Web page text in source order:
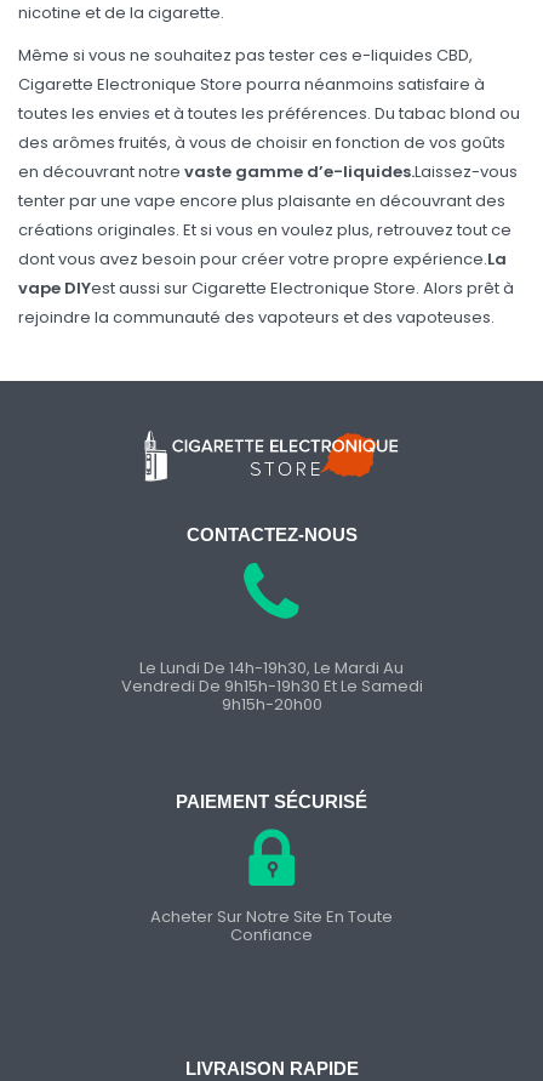
nicotine et de la cigarette.
Même si vous ne souhaitez pas tester ces e-liquides CBD,
Cigarette Electronique Store pourra néanmoins satisfaire à
toutes les envies et à toutes les préférences. Du tabac blond ou
des arômes fruités, à vous de choisir en fonction de vos goûts
en découvrant notre vaste gamme d’e-liquides.Laissez-vous
tenter par une vape encore plus plaisante en découvrant des
créations originales. Et si vous en voulez plus, retrouvez tout ce
dont vous avez besoin pour créer votre propre expérience.La
vape DIYest aussi sur Cigarette Electronique Store. Alors prêt à
rejoindre la communauté des vapoteurs et des vapoteuses.
CONTACTEZ-NOUS
Le Lundi De 14h-19h30, Le Mardi Au
Vendredi De 9h15h-19h30 Et Le Samedi
9h15h-20h00
PAIEMENT SÉCURISÉ
Acheter Sur Notre Site En Toute
Confiance
LIVRAISON RAPIDE